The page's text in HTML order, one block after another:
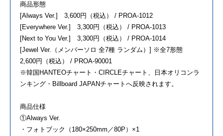
商品形態
[Always Ver.] 3,600円（税込） / PROA-1012
[Everywhere Ver.] 3,300円（税込） / PROA-1013
[Next to You Ver.] 3,300円（税込） / PROA-1014
[Jewel Ver.（メンバーソロ 全7種 ランダム）] ※全7形態
2,600円（税込） / PROA-90001
※韓国HANTEOチャート・CIRCLEチャート、日本オリコンラ
ンキング・Billboard JAPANチャートへ反映されます。
商品仕様
①Always Ver.
・フォトブック（180×250mm／80P）×1